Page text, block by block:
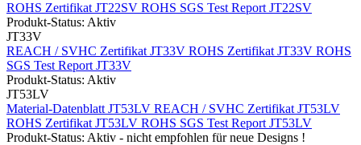
ROHS Zertifikat JT22SV ROHS SGS Test Report JT22SV
Produkt-Status: Aktiv
JT33V
REACH / SVHC Zertifikat JT33V ROHS Zertifikat JT33V ROHS
SGS Test Report JT33V
Produkt-Status: Aktiv
JT53LV
Material-Datenblatt JT53LV REACH / SVHC Zertifikat JT53LV
ROHS Zertifikat JT53LV ROHS SGS Test Report JT53LV
Produkt-Status: Aktiv - nicht empfohlen für neue Designs !